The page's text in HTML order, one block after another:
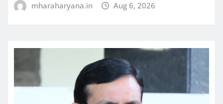
mharaharyana.in Aug 6, 2026